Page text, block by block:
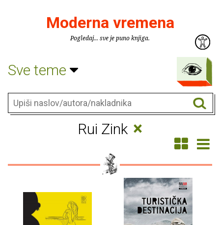
Moderna vremena
Pogledaj... sve je puno knjiga.
Sve teme
Rui Zink ×